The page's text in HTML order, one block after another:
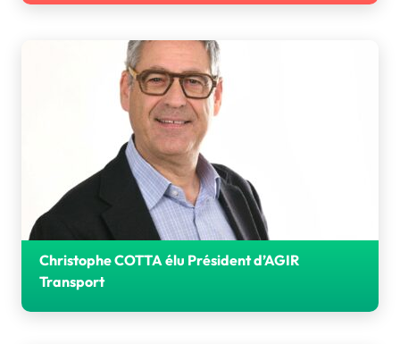
AGIR Transport.
Christophe COTTA élu Président d’AGIR
Transport
Les adhérents d'AGIR Transport ont élu à l'unanimité